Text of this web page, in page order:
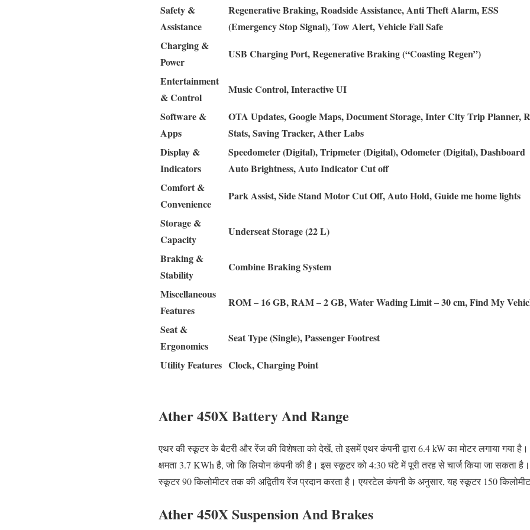
Safety &
Assistance
Regenerative Braking, Roadside Assistance, Anti Theft Alarm, ESS
(Emergency Stop Signal), Tow Alert, Vehicle Fall Safe
Charging &
Power
USB Charging Port, Regenerative Braking (“Coasting Regen”)
Entertainment
& Control
Music Control, Interactive UI
Software &
Apps
OTA Updates, Google Maps, Document Storage, Inter City Trip Planner,
Stats, Saving Tracker, Ather Labs
Display &
Indicators
Speedometer (Digital), Tripmeter (Digital), Odometer (Digital), Dashboard
Auto Brightness, Auto Indicator Cut off
Comfort &
Convenience
Park Assist, Side Stand Motor Cut Off, Auto Hold, Guide me home lights
Storage &
Capacity
Underseat Storage (22 L)
Braking &
Stability
Combine Braking System
Miscellaneous
Features
ROM – 16 GB, RAM – 2 GB, Water Wading Limit – 30 cm, Find My
Seat &
Ergonomics
Seat Type (Single), Passenger Footrest
Utility Features Clock, Charging Point
Ather 450X Battery And Range
एथर की स्कूटर के बैटरी और रेंज की विशेषता को देखें, तो इसमें एथर कंपनी द्वारा 6.4 kW का मोटर लगाया गया है।
क्षमता 3.7 KWh है, जो कि लियोन कंपनी की है। इस स्कूटर को 4:30 घंटे में पूरी तरह से चार्ज किया जा सकता है।
स्कूटर 90 किलोमीटर तक की अद्वितीय रेंज प्रदान करता है। एयरटेल कंपनी के अनुसार, यह स्कूटर 150
Ather 450X Suspension And Brakes